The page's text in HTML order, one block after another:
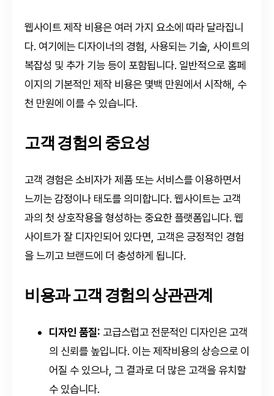
웹사이트 제작 비용은 여러 가지 요소에 따라 달라집니
다. 여기에는 디자이너의 경험, 사용되는 기술, 사이트의
복잡성 및 추가 기능 등이 포함됩니다. 일반적으로 홈페
이지의 기본적인 제작 비용은 몇백 만원에서 시작해, 수
천 만원에 이를 수 있습니다.
고객 경험의 중요성
고객 경험은 소비자가 제품 또는 서비스를 이용하면서
느끼는 감정이나 태도를 의미합니다. 웹사이트는 고객
과의 첫 상호작용을 형성하는 중요한 플랫폼입니다. 웹
사이트가 잘 디자인되어 있다면, 고객은 긍정적인 경험
을 느끼고 브랜드에 더 충성하게 됩니다.
비용과 고객 경험의 상관관계
디자인 품질: 고급스럽고 전문적인 디자인은 고객
의 신뢰를 높입니다. 이는 제작비용의 상승으로 이
어질 수 있으나, 그 결과로 더 많은 고객을 유치할
수 있습니다.